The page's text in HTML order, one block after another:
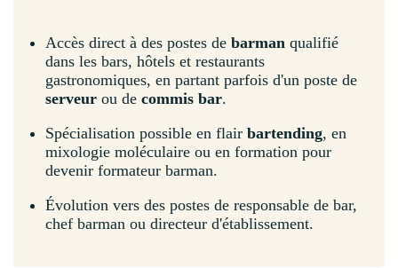
Accès direct à des postes de barman qualifié
dans les bars, hôtels et restaurants
gastronomiques, en partant parfois d'un poste de
serveur ou de commis bar.
Spécialisation possible en flair bartending, en
mixologie moléculaire ou en formation pour
devenir formateur barman.
Évolution vers des postes de responsable de bar,
chef barman ou directeur d'établissement.